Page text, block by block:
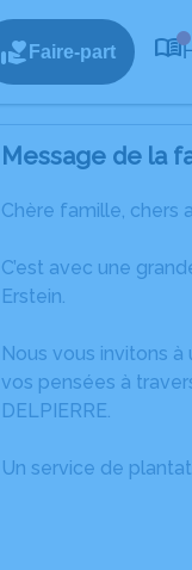
Faire-part
Message de la
Chère famille, chers
C’est avec une
Erstein.
Nous vous invitons
vos pensées à
DELPIERRE.
Un service de